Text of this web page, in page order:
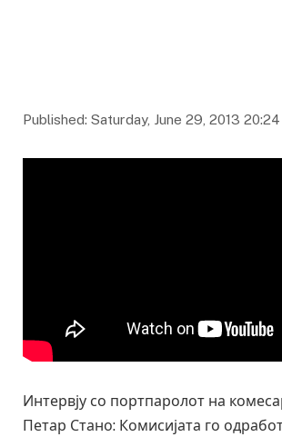
Published: Saturday, June 29, 2013 20:24
Интервју со портпаролот на
Петар Стано: Комисијата го